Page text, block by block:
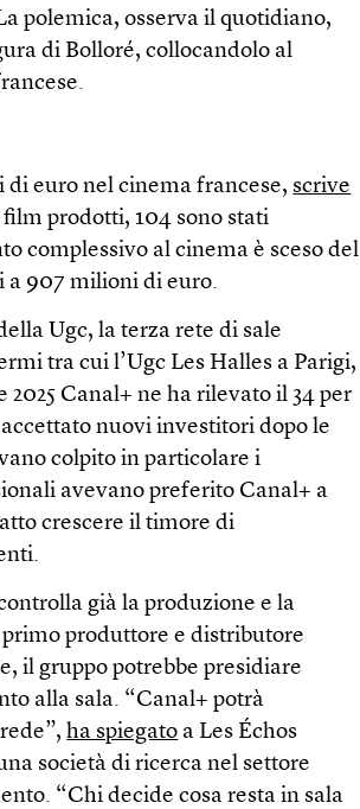
polemica, osserva il quotidiano,
di Bolloré, collocandolo al
di euro nel cinema francese, scrive
film prodotti, 104 sono stati
complessivo al cinema è sceso del
a 907 milioni di euro.
Ugc, la terza rete di sale
tra cui l’Ugc Les Halles a Parigi,
Canal+ ne ha rilevato il 34 per
nuovi investitori dopo le
colpito in particolare i
avevano preferito Canal+ a
crescere il timore di
già la produzione e la
produttore e distributore
il gruppo potrebbe presidiare
alla sala. “Canal+ potrà
ha spiegato a Les Échos
società di ricerca nel settore
“Chi decide cosa resta in sala